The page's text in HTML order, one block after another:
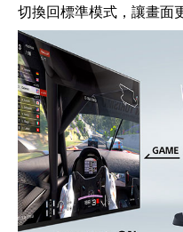
切換回標準模式，讓畫面